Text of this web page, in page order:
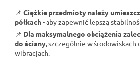
📌 Ciężkie przedmioty należy
półkach- aby zapewnić lepszą
📌 Dla maksymalnego obciążenia
do ściany , szczególnie w środowiskach
wibracjach.